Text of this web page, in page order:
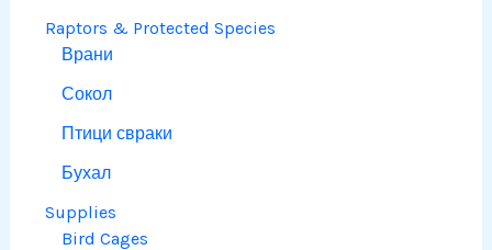
Raptors & Protected Species
Врани
Сокол
Птици свраки
Бухал
Supplies
Bird Cages